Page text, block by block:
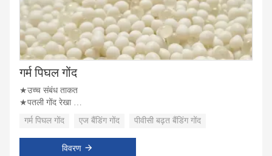
गर्म पिघल गोंद
★उच्च संबंध ताकत
★पतली गोंद रेखा
★उच्च प्रारंभिक छीलने की ताकत
गर्म पिघल गोंद एज बैंडिंग गोंद पीवीसी बढ़त बैंडिंग गोंद
विवरण